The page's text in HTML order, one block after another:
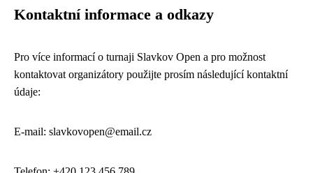
Kontaktní informace a odkazy
Pro více informací o turnaji Slavkov Open a pro možnost
kontaktovat organizátory použijte prosím následující kontaktní
údaje:
E-mail: slavkovopen@email.cz